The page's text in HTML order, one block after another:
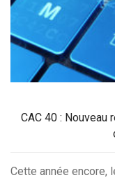
CAC 40 :
Cette année encore,